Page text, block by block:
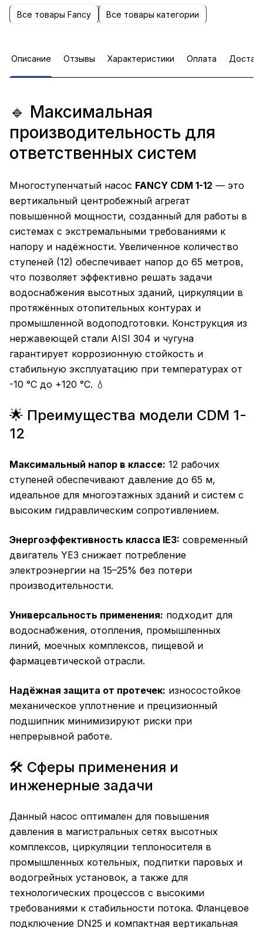
Все товары Fancy Все товары категории
Описание Отзывы Характеристики Оплата
🔹 Максимальная
производительность для
ответственных систем
Многоступенчатый насос FANCY CDM 1-12 — это
вертикальный центробежный агрегат
повышенной мощности, созданный для работы в
системах с экстремальными требованиями к
напору и надёжности. Увеличенное количество
ступеней (12) обеспечивает напор до 65 метров,
что позволяет эффективно решать задачи
водоснабжения высотных зданий, циркуляции в
протяжённых отопительных контурах и
промышленной водоподготовки. Конструкция из
нержавеющей стали AISI 304 и чугуна
гарантирует коррозионную стойкость и
стабильную эксплуатацию при температурах от
-10 °C до +120 °C. 💧
🌟 Преимущества модели CDM 1-
12
Максимальный напор в классе: 12 рабочих
ступеней обеспечивают давление до 65 м,
идеальное для многоэтажных зданий и систем с
высоким гидравлическим сопротивлением.
Энергоэффективность класса IE3: современный
двигатель YE3 снижает потребление
электроэнергии на 15–25% без потери
производительности.
Универсальность применения: подходит для
водоснабжения, отопления, промышленных
линий, моечных комплексов, пищевой и
фармацевтической отрасли.
Надёжная защита от протечек: износостойкое
механическое уплотнение и прецизионный
подшипник минимизируют риски при
непрерывной работе.
🛠️ Сферы применения и
инженерные задачи
Данный насос оптимален для повышения
давления в магистральных сетях высотных
комплексов, циркуляции теплоносителя в
промышленных котельных, подпитки паровых и
водогрейных установок, а также для
технологических процессов с высокими
требованиями к стабильности потока. Фланцевое
подключение DN25 и компактная вертикальная